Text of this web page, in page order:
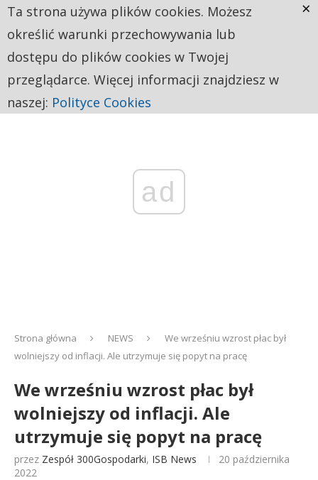
ad
Strona główna NEWS
We wrześniu wzrost płac był
wolniejszy od inflacji. Ale utrzymuje się popyt na pracę
We wrześniu wzrost płac był
wolniejszy od inflacji. Ale
utrzymuje się popyt na pracę
przez Zespół 300Gospodarki, ISB News
20 października
2022
Ta strona używa plików cookies. Możesz
określić warunki przechowywania lub
dostępu do plików cookies w Twojej
przeglądarce. Więcej informacji znajdziesz w
naszej: Polityce Cookies
×